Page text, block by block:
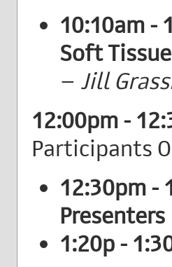
10:10am -
Soft
– Jill
12:00pm -
Participants
12:30pm -
Presenters
1:20p -